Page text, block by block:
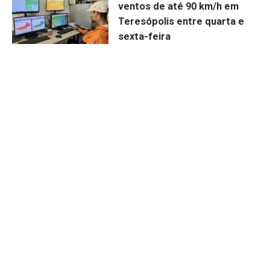
ventos de até 90 km/h em
Teresópolis entre quarta e
sexta-feira